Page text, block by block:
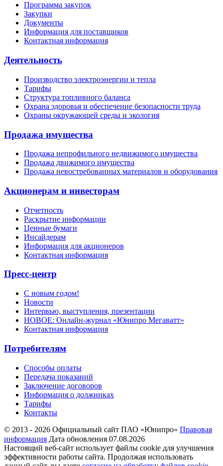
Программа закупок
Закупки
Документы
Информация для поставщиков
Контактная информация
Деятельность
Производство электроэнергии и тепла
Тарифы
Структура топливного баланса
Охрана здоровья и обеспечение безопасности труда
Охраны окружающей среды и экология
Продажа имущества
Продажа непрофильного недвижимого имущества
Продажа движимого имущества
Продажа невостребованных материалов и оборудования
Акционерам и инвесторам
Отчетность
Раскрытие информации
Ценные бумаги
Инсайдерам
Информация для акционеров
Контактная информация
Пресс-центр
С новым годом!
Новости
Интервью, выступления, презентации
НОВОЕ: Онлайн-журнал «Юнипро Мегаватт»
Контактная информация
Потребителям
Способы оплаты
Передача показаний
Заключение договоров
Информация о должниках
Тарифы
Контакты
© 2013 - 2026 Официальный сайт ПАО «Юнипро» Правовая
информация Дата обновления 07.08.2026
Настоящий веб-сайт использует файлы cookie для улучшения
эффективности работы сайта. Продолжая использовать